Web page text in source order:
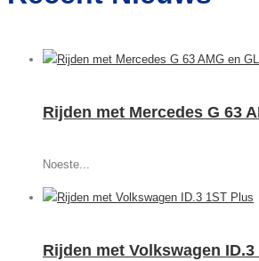
Rijden met Mercedes G 63
Noeste...
Rijden met Volkswagen ID.3